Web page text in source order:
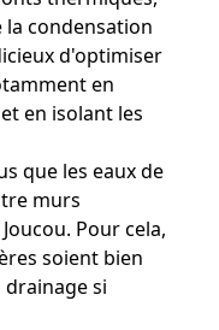
condensation
d'optimiser
en
en isolant les
que les eaux de
murs
Pour cela,
soient bien
si